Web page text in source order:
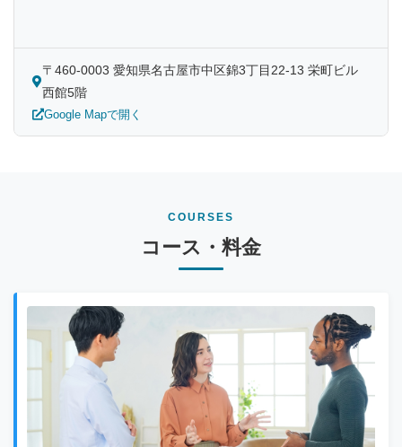
〒460-0003 愛知県名古屋市中区錦3丁目22-13 栄町ビル
西館5階
Google Mapで開く
COURSES
コース・料金